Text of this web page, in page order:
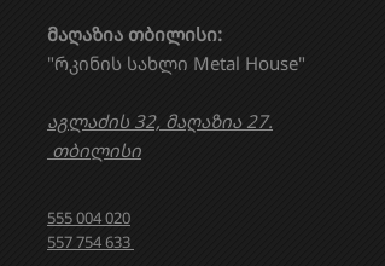
მაღაზია თბილისი:
"რკინის სახლი Metal House"
აგლაძის 32, მაღაზია 27.
თბილისი
555 004 020
557 754 633